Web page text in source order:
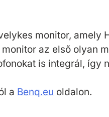
monitor,
az első olyan
is integrál,
a Benq.eu oldalon.